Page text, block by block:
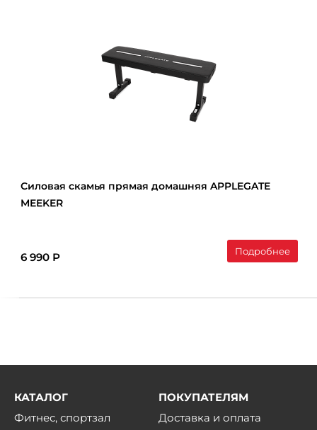
Силовая скамья прямая домашняя APPLEGATE
MEEKER
6 990 Р Подробнее
КАТАЛОГ
Фитнес, спортзал
ПОКУПАТЕЛЯМ
Доставка и оплата